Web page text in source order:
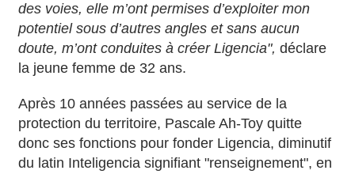
des voies, elle m’ont permises d’exploiter mon
potentiel sous d’autres angles et sans aucun
doute, m’ont conduites à créer Ligencia",déclare
la jeune femme de 32 ans.
Après 10 années passées au service de la
protection du territoire, Pascale Ah-Toy quitte
donc ses fonctions pour fonder Ligencia, diminutif
du latin Inteligencia signifiant "renseignement", en